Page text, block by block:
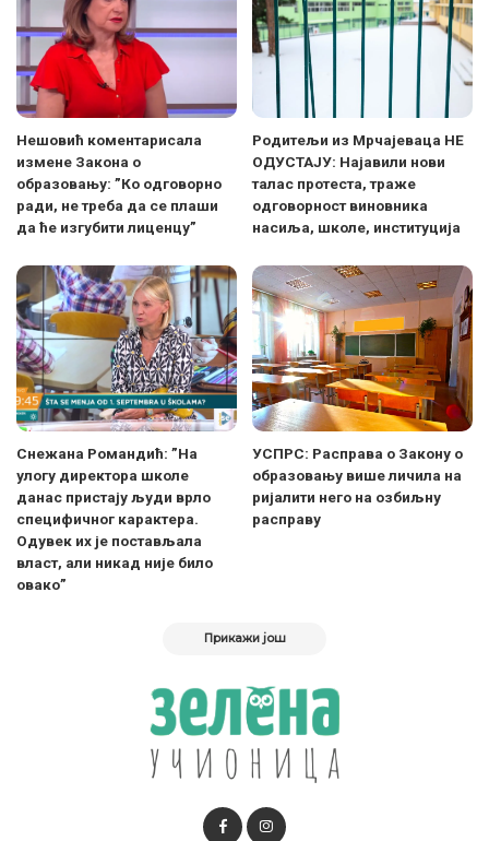
Нешовић коментарисала
измене Закона о
образовању: ”Ко одговорно
ради, не треба да се плаши
да ће изгубити лиценцу”
Родитељи из Мрчајеваца НЕ
ОДУСТАЈУ: Најавили нови
талас протеста, траже
одговорност виновника
насиља, школе, институција
Снежана Романдић: ”На
улогу директора школе
данас пристају људи врло
специфичног карактера.
Одувек их је постављала
власт, али никад није било
овако”
УСПРС: Расправа о Закону о
образовању више личила на
ријалити него на озбиљну
расправу
Прикажи још